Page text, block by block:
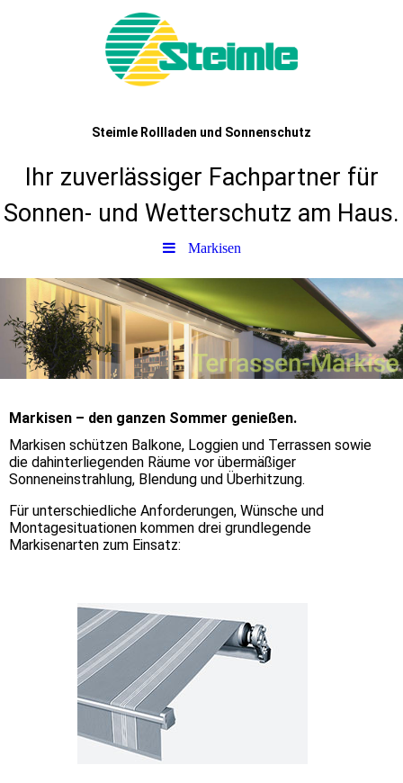
Steimle Rollladen und Sonnenschutz
Ihr zuverlässiger Fachpartner für
Sonnen- und Wetterschutz am Haus.
Markisen
Markisen – den ganzen Sommer genießen.
Markisen schützen Balkone, Loggien und Terrassen sowie
die dahinterliegenden Räume vor übermäßiger
Sonneneinstrahlung, Blendung und Überhitzung.
Für unterschiedliche Anforderungen, Wünsche und
Montagesituationen kommen drei grundlegende
Markisenarten zum Einsatz: